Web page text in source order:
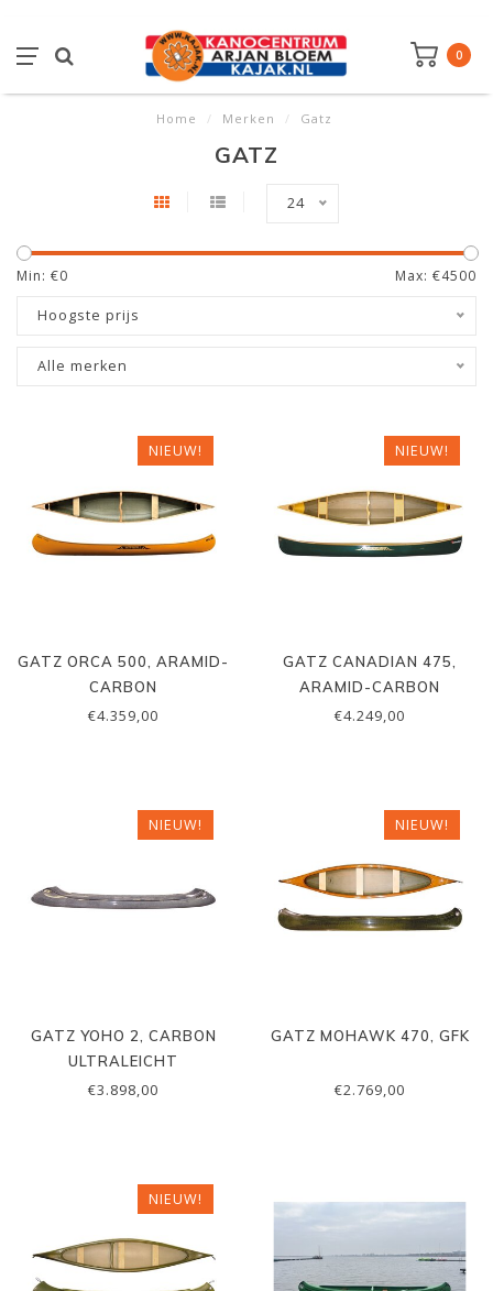
0
Home / Merken / Gatz
GATZ
24
Min: €0 Max: €4500
Hoogste prijs
Alle merken
NIEUW!
GATZ ORCA 500, ARAMID-
CARBON
€4.359,00
NIEUW!
GATZ CANADIAN 475,
ARAMID-CARBON
€4.249,00
NIEUW!
GATZ YOHO 2, CARBON
ULTRALEICHT
€3.898,00
NIEUW!
GATZ MOHAWK 470, GFK
€2.769,00
NIEUW!